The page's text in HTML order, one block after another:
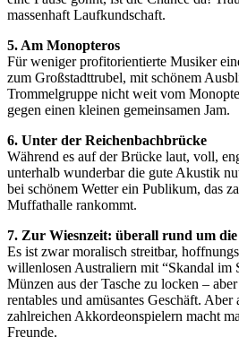
massenhaft Laufkundschaft.
5. Am Monopteros
Für weniger profitorientierte Musiker
zum Großstadttrubel, mit schönem
Trommelgruppe nicht weit vom
gegen einen kleinen gemeinsamen Jam.
6. Unter der Reichenbachbrücke
Während es auf der Brücke laut, voll,
unterhalb wunderbar die gute Akustik
bei schönem Wetter ein Publikum, das
Muffathalle rankommt.
7. Zur Wiesnzeit: überall rund um die
Es ist zwar moralisch streitbar,
willenlosen Australiern mit “Skandal im
Münzen aus der Tasche zu locken –
rentables und amüsantes Geschäft. Aber
zahlreichen Akkordeonspielern macht
Freunde.